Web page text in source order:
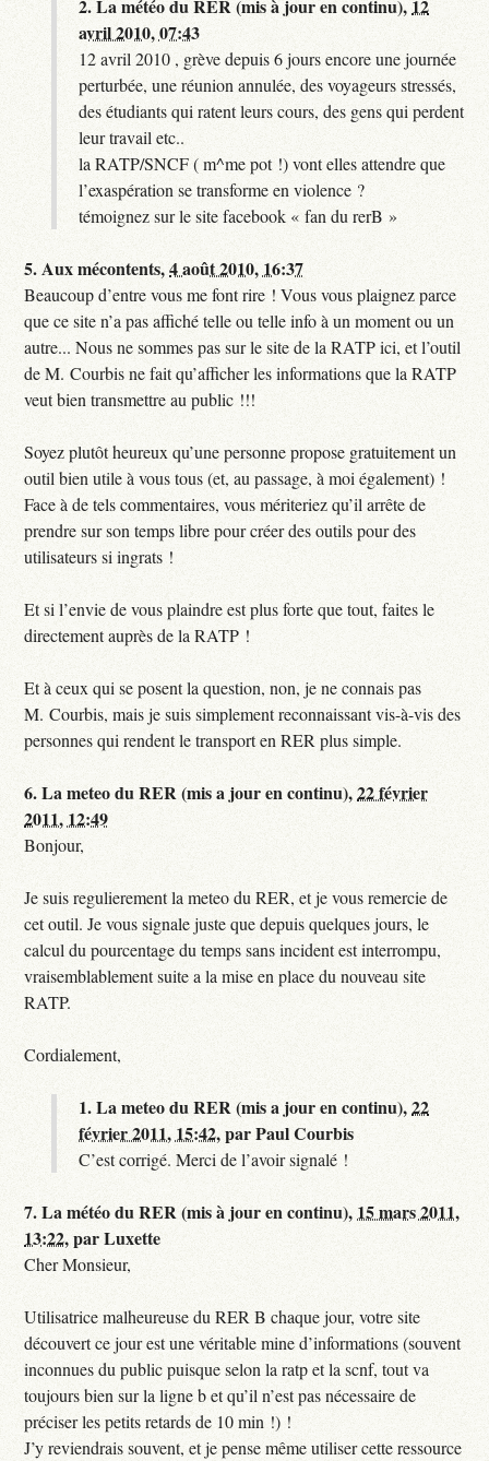
2.La météo du RER (mis à jour en continu), 12
avril 2010, 07:43
12 avril 2010 , grève depuis 6 jours encore une journée
perturbée, une réunion annulée, des voyageurs stressés,
des étudiants qui ratent leurs cours, des gens qui perdent
leur travail etc..
la RATP/SNCF ( m^me pot !) vont elles attendre que
l’exaspération se transforme en violence ?
témoignez sur le site facebook « fan du rerB »
5.Aux mécontents,4 août 2010, 16:37
Beaucoup d’entre vous me font rire ! Vous vous plaignez parce
que ce site n’a pas affiché telle ou telle info à un moment ou un
autre... Nous ne sommes pas sur le site de la RATP ici, et l’outil
de M. Courbis ne fait qu’afficher les informations que la RATP
veut bien transmettre au public !!!
Soyez plutôt heureux qu’une personne propose gratuitement un
outil bien utile à vous tous (et, au passage, à moi également) !
Face à de tels commentaires, vous mériteriez qu’il arrête de
prendre sur son temps libre pour créer des outils pour des
utilisateurs si ingrats !
Et si l’envie de vous plaindre est plus forte que tout, faites le
directement auprès de la RATP !
Et à ceux qui se posent la question, non, je ne connais pas
M. Courbis, mais je suis simplement reconnaissant vis-à-vis des
personnes qui rendent le transport en RER plus simple.
6.La meteo du RER (mis a jour en continu),22 février
2011, 12:49
Bonjour,
Je suis regulierement la meteo du RER, et je vous remercie de
cet outil. Je vous signale juste que depuis quelques jours, le
calcul du pourcentage du temps sans incident est interrompu,
vraisemblablement suite a la mise en place du nouveau site
RATP.
Cordialement,
1.La meteo du RER (mis a jour en continu),22
février 2011, 15:42,parPaul Courbis
C’est corrigé. Merci de l’avoir signalé !
7.La météo du RER (mis à jour en continu), 15 mars 2011,
13:22,parLuxette
Cher Monsieur,
Utilisatrice malheureuse du RER B chaque jour, votre site
découvert ce jour est une véritable mine d’informations (souvent
inconnues du public puisque selon la ratp et la scnf, tout va
toujours bien sur la ligne b et qu’il n’est pas nécessaire de
préciser les petits retards de 10 min !) !
J’y reviendrais souvent, et je pense même utiliser cette ressource